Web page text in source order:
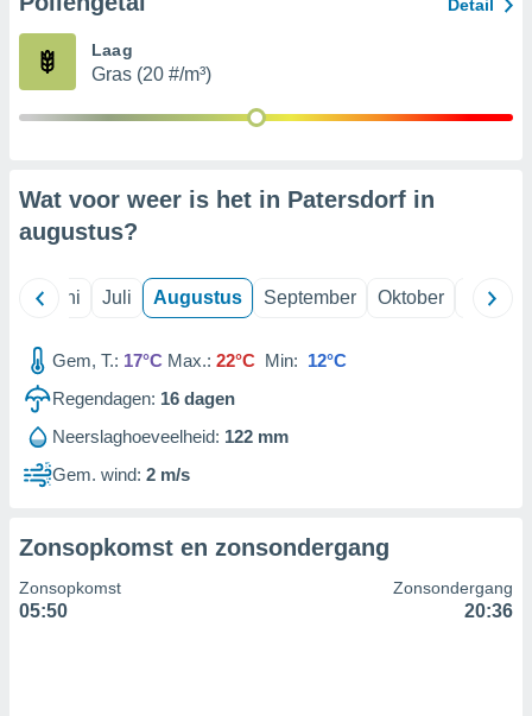
partners
Detail
Laag
Gras (20 #/m³)
Wat voor weer is het in Patersdorf in
augustus?
Juni Juli Augustus September Oktober
Gem, T.: 17°C Max.: 22°C Min: 12°C
Regendagen: 16 dagen
Neerslaghoeveelheid: 122 mm
Gem. wind: 2 m/s
Zonsopkomst en zonsondergang
Zonsopkomst
05:50
Zonsondergang
20:36